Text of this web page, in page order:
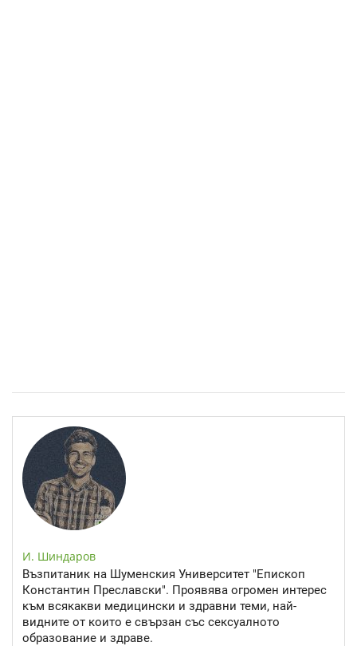
И. Шиндаров
Възпитаник на Шуменския Университет "Епископ
Константин Преславски". Проявява огромен интерес
към всякакви медицински и здравни теми, най-
видните от които е свързан със сексуалното
образование и здраве.